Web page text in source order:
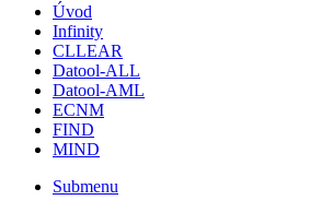
Úvod
Infinity
CLLEAR
Datool-ALL
Datool-AML
ECNM
FIND
MIND
Submenu